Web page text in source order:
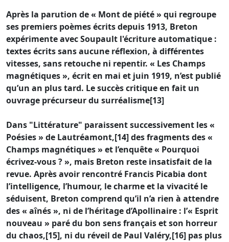
Après la parution de « Mont de piété » qui regroupe
ses premiers poèmes écrits depuis 1913, Breton
expérimente avec Soupault l'écriture automatique :
textes écrits sans aucune réflexion, à différentes
vitesses, sans retouche ni repentir. « Les Champs
magnétiques », écrit en mai et juin 1919, n’est publié
qu’un an plus tard. Le succès critique en fait un
ouvrage précurseur du surréalisme[13]
Dans "Littérature" paraissent successivement les «
Poésies » de Lautréamont,[14] des fragments des «
Champs magnétiques » et l’enquête « Pourquoi
écrivez-vous ? », mais Breton reste insatisfait de la
revue. Après avoir rencontré Francis Picabia dont
l’intelligence, l’humour, le charme et la vivacité le
séduisent, Breton comprend qu’il n’a rien à attendre
des « aînés », ni de l’héritage d’Apollinaire : l’« Esprit
nouveau » paré du bon sens français et son horreur
du chaos,[15], ni du réveil de Paul Valéry,[16] pas plus